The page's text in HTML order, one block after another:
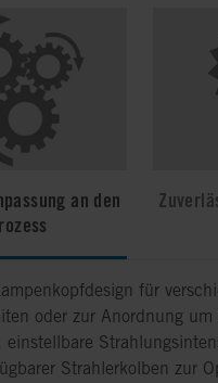
an den
für
oder zur Anordnung
einstellbare
Strahlerkolben zur
in den USA ist
alle Systeme sind CE-,
Ein-/Aus-Zyklen oder
Betriebslebensdauer nicht:
zu Bogenlampensystem
UV-
benötigen weniger
auf dem
Leistungsabgabe sowie
als Bogenlampensysteme
UV-